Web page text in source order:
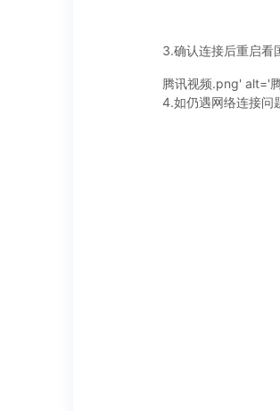
3.确认连接后重启看
腾讯视频.png' alt='
4.如仍遇网络连接问